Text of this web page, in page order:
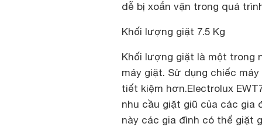
dễ bị xoắn vặn trong quá
Khối lượng giặt 7.5 Kg
Khối lượng giặt là một trong
máy giặt. Sử dụng chiếc
tiết kiệm hơn.Electrolux
nhu cầu giặt giũ của các gia
này các gia đình có thể giặt